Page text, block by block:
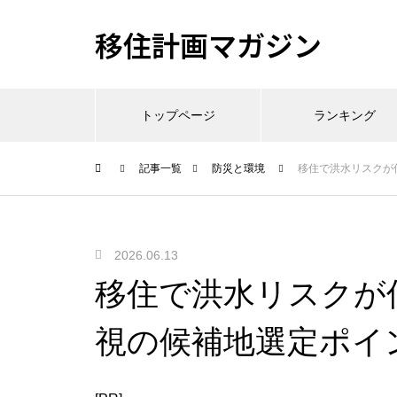
移住計画マガジン
トップページ ランキング
記事一覧 防災と環境 移住で洪水リスクが
2026.06.13
移住で洪水リスク
視の候補地選定ポイ